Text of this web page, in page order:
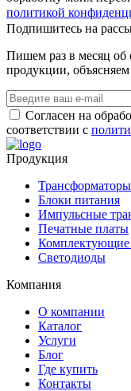
политикой
Подпишитеcь на
Пишем раз в месяц об
продукции,
Согласен на
соответствии с
Продукция
Трансформаторы
Блоки питания
Импульсные
Печатные платы
Комплектующие
Светодиоды
Компания
О компании
Каталог
Услуги
Блог
Где купить
Контакты